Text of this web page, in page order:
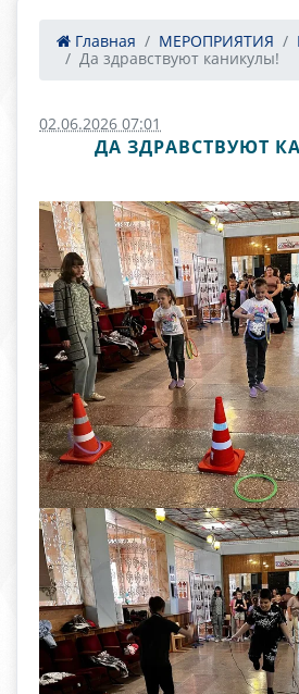
Главная МЕРОПРИЯТИЯ
Да здравствуют каникулы!
02.06.2026 07:01
ДА ЗДРАВСТВУЮТ